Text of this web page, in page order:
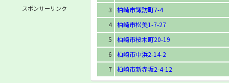
スポンサーリンク
3
柏崎市諏訪町7-4
4 柏崎市松美1-7-27
5
柏崎市桜木町20-19
6
柏崎市中浜2-14-2
7 柏崎市新赤坂2-4-12